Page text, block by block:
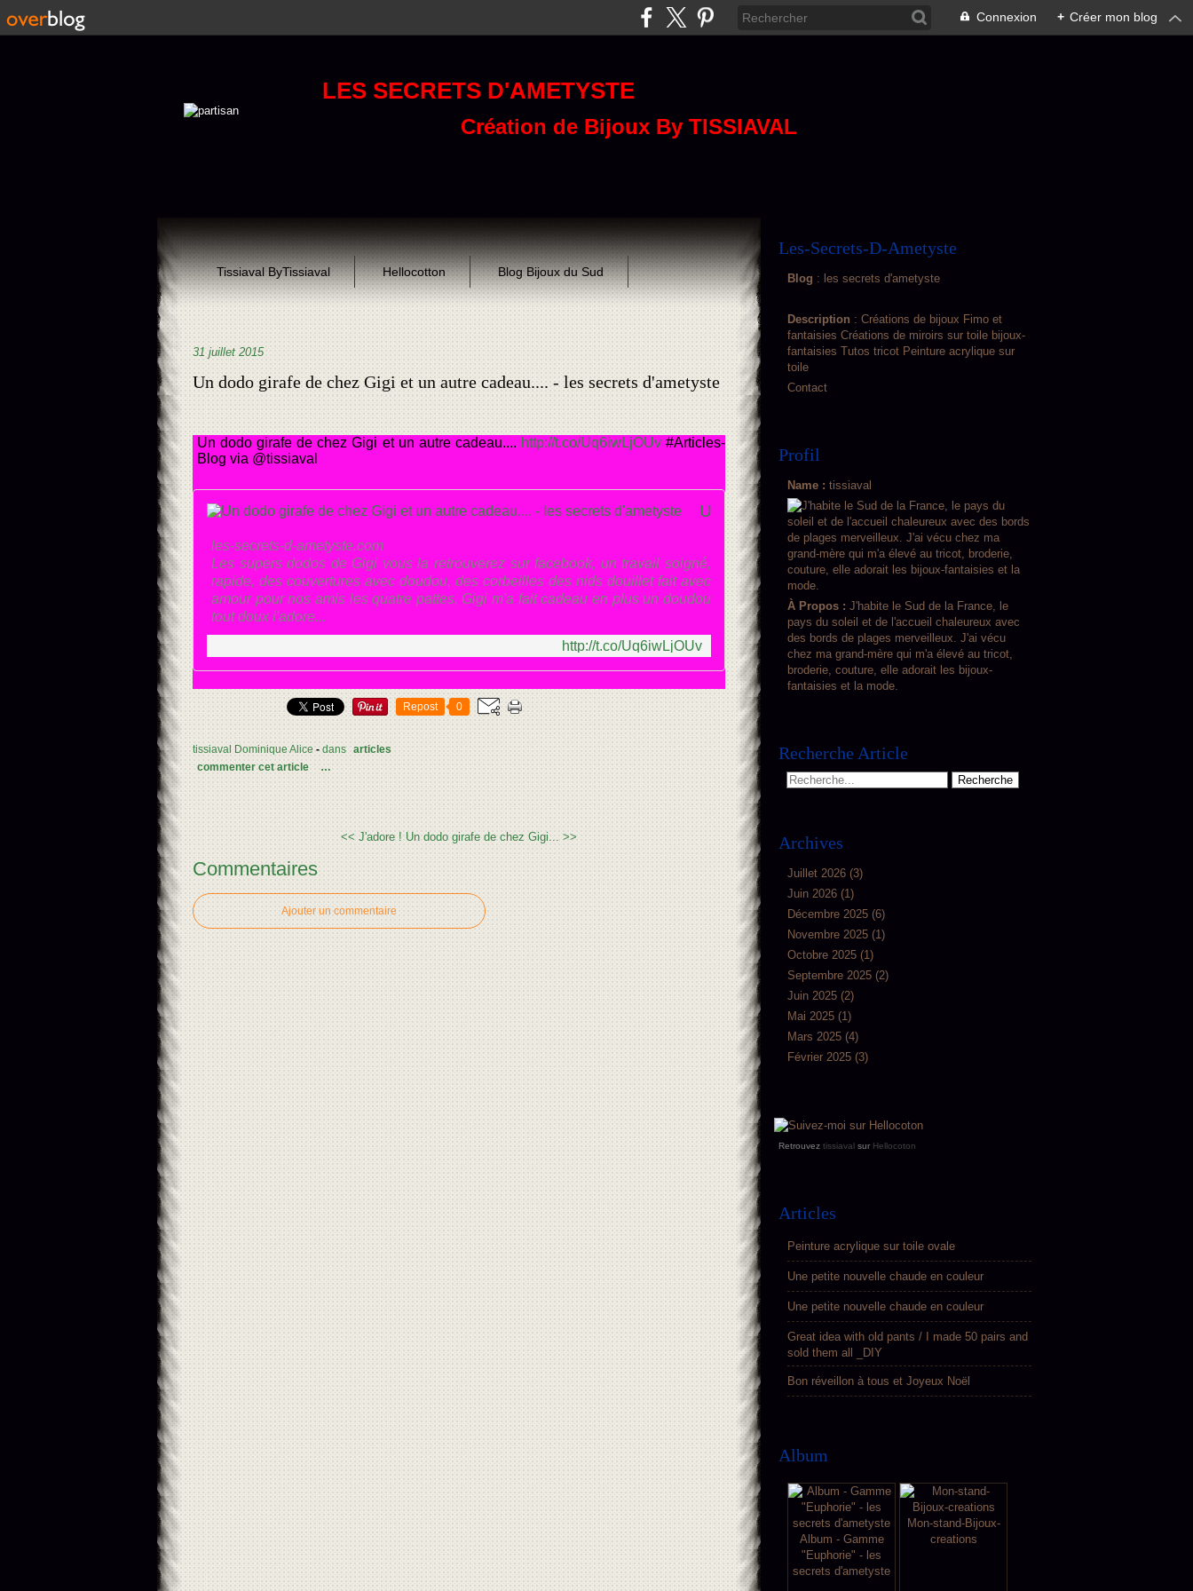
Connexion + Créer mon blog
LES SECRETS D'AMETYSTE
Création de Bijoux By TISSIAVAL
Tissiaval ByTissiaval Hellocotton Blog Bijoux du Sud
31 juillet 2015
Un dodo girafe de chez Gigi et un autre cadeau.... - les secrets d'ametyste
Un dodo girafe de chez Gigi et un autre cadeau.... http://t.co/Uq6iwLjOUv#Articles-
Blog via @tissiaval
Un dodo girafe de chez Gigi et un autre cadeau.... - les secrets d'ametyste
les-secrets-d-ametyste.com
Les supers dodos de Gigi vous la retrouverez sur facebook, un travail soigné,
rapide, des couvertures avec doudou, des corbeilles des nids douillet fait avec
amour pour nos amis les quatre pattes. Gigi m'a fait cadeau en plus un doudou
tout doux j'adore...
http://t.co/Uq6iwLjOUv
Repost 0
tissiaval Dominique Alice -dans articles
commenter cet article
…
<< J'adore ! Un dodo girafe de chez Gigi... >>
Commentaires
Ajouter un commentaire
Les-Secrets-D-Ametyste
Blog : les secrets d'ametyste
Description : Créations de bijoux Fimo et
fantaisies Créations de miroirs sur toile bijoux-
fantaisies Tutos tricot Peinture acrylique sur
toile
Contact
Profil
Name : tissiaval
À Propos : J'habite le Sud de la France, le
pays du soleil et de l'accueil chaleureux avec
des bords de plages merveilleux. J'ai vécu
chez ma grand-mère qui m'a élevé au tricot,
broderie, couture, elle adorait les bijoux-
fantaisies et la mode.
Recherche Article
Archives
Juillet 2026 (3)
Juin 2026 (1)
Décembre 2025 (6)
Novembre 2025 (1)
Octobre 2025 (1)
Septembre 2025 (2)
Juin 2025 (2)
Mai 2025 (1)
Mars 2025 (4)
Février 2025 (3)
Retrouvez tissiaval sur Hellocoton
Articles
Peinture acrylique sur toile ovale
Une petite nouvelle chaude en couleur
Une petite nouvelle chaude en couleur
Great idea with old pants / I made 50 pairs and
sold them all _DIY
Bon réveillon à tous et Joyeux Noël
Album
Album - Gamme
"Euphorie" - les
secrets d'ametyste
Mon-stand-Bijoux-
creations